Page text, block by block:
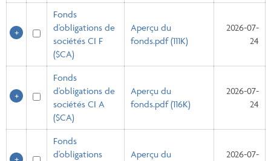
Fonds
d'obligations de
sociétés CI F
($CA)
Aperçu du
fonds.pdf (111K)
2026-07-
24
Fonds
d'obligations de
sociétés CI A
($CA)
Aperçu du
fonds.pdf (116K)
2026-07-
24
Fonds
d'obligations
Aperçu du
2026-07-